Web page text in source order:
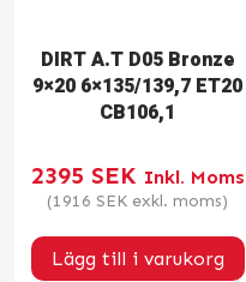
DIRT A.T D05 Bronze
9×20 6×135/139,7 ET20
CB106,1
2395 SEK Inkl. Moms
(1916 SEK exkl. moms)
Lägg till i varukorg